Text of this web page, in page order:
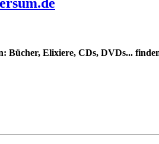
Elixiere, CDs, DVDs...